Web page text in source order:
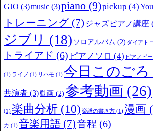
GJO (3)music (3)piano (9)pickup (4)
トレーニング (7) ジャズピアノ講座
ジブリ (18) ソロアルバム (2) ダイアト
トライアド (6) ピアノソロ (4) ピアノピ
(1) ライブ (1) リハモ (1)今日このごろ
共演者 (3)動画 (2) 参考動画 (26)
(1) 楽曲分析 (10) 楽譜の書き方 (1)漫画
カ (1)音楽用語 (7)音程 (6)